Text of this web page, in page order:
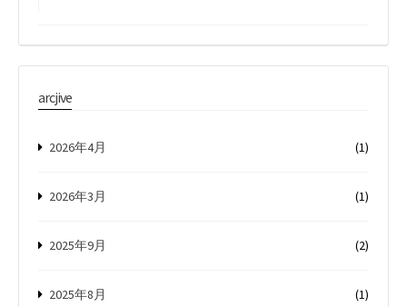
arcjive
2026年4月 (1)
2026年3月 (1)
2025年9月 (2)
2025年8月 (1)